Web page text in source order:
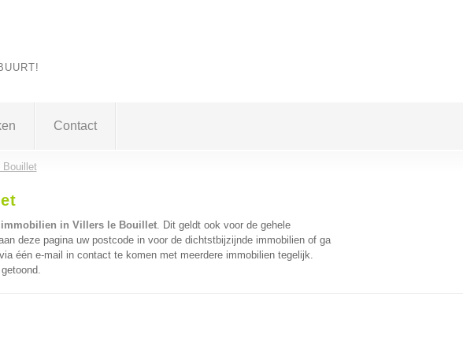
Contact
Bouillet
immobilien in Villers le Bouillet. Dit geldt ook voor de gehele
deze pagina uw postcode in voor de dichtstbijzijnde immobilien of ga
één e-mail in contact te komen met meerdere immobilien tegelijk.